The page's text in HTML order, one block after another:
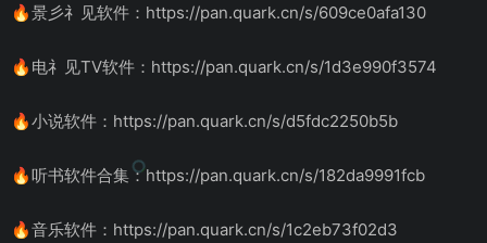
🔥景彡礻见软件：https://pan.quark.cn/s/609ce0afa130
🔥电礻见TV软件：https://pan.quark.cn/s/1d3e990f3574
🔥小说软件：https://pan.quark.cn/s/d5fdc2250b5b
🔥听书软件合集：https://pan.quark.cn/s/182da9991fcb
🔥音乐软件：https://pan.quark.cn/s/1c2eb73f02d3